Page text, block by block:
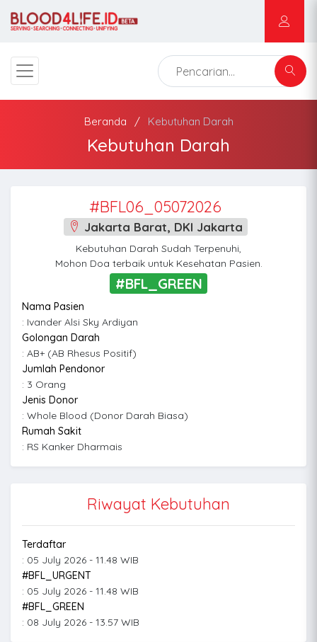
Beranda Kebutuhan Darah
Kebutuhan Darah
#BFL06_05072026
Jakarta Barat, DKI Jakarta
Kebutuhan Darah Sudah Terpenuhi,
Mohon Doa terbaik untuk Kesehatan Pasien.
#BFL_GREEN
Nama Pasien
: Ivander Alsi Sky Ardiyan
Golongan Darah
: AB+ (AB Rhesus Positif)
Jumlah Pendonor
: 3 Orang
Jenis Donor
: Whole Blood (Donor Darah Biasa)
Rumah Sakit
: RS Kanker Dharmais
Riwayat Kebutuhan
Terdaftar
: 05 July 2026 - 11.48 WIB
#BFL_URGENT
: 05 July 2026 - 11.48 WIB
#BFL_GREEN
: 08 July 2026 - 13.57 WIB